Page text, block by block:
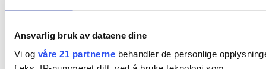
Ansvarlig bruk av dataene dine
Vi og våre 21 partnernebehandler de personlige
til tjenesteyter hvis det oppdages (Schermer,
2007). I en teoretisk modell skiller Seaman og
Stone (2017) mellom luringens 1)
motiver